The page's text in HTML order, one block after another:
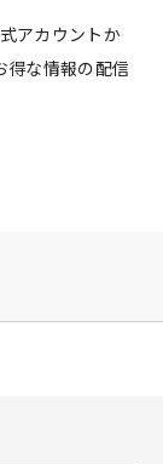
アカウントか
得な情報の配信